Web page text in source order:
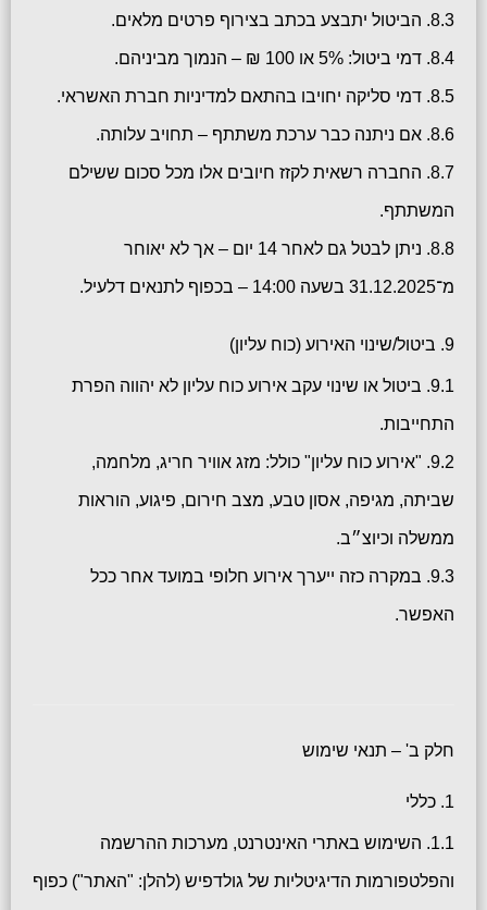
8.3. הביטול יתבצע בכתב בצירוף פרטים מלאים.
8.4. דמי ביטול: 5% או 100 ₪ – הנמוך מביניהם.
8.5. דמי סליקה יחויבו בהתאם למדיניות חברת האשראי.
8.6. אם ניתנה כבר ערכת משתתף – תחויב עלותה.
8.7. החברה רשאית לקזז חיובים אלו מכל סכום ששילם
המשתתף.
8.8. ניתן לבטל גם לאחר 14 יום – אך לא יאוחר
מ־31.12.2025 בשעה 14:00 – בכפוף לתנאים דלעיל.
9. ביטול/שינוי האירוע (כוח עליון)
9.1. ביטול או שינוי עקב אירוע כוח עליון לא יהווה הפרת
התחייבות.
9.2. "אירוע כוח עליון" כולל: מזג אוויר חריג, מלחמה,
שביתה, מגיפה, אסון טבע, מצב חירום, פיגוע, הוראות
ממשלה וכיוצ״ב.
9.3. במקרה כזה ייערך אירוע חלופי במועד אחר ככל
האפשר.
חלק ב' – תנאי שימוש
1. כללי
1.1. השימוש באתרי האינטרנט, מערכות ההרשמה
והפלטפורמות הדיגיטליות של גולדפיש (להלן: "האתר") כפוף